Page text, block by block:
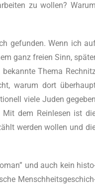
zu wol­len? War­um
gefun­den. Wenn ich
ganz frei­en Sinn,
The­ma
war­um dort
vie­le Juden gege­ben
dem Rein­le­sen ist
wer­den wol­len und
und auch kein